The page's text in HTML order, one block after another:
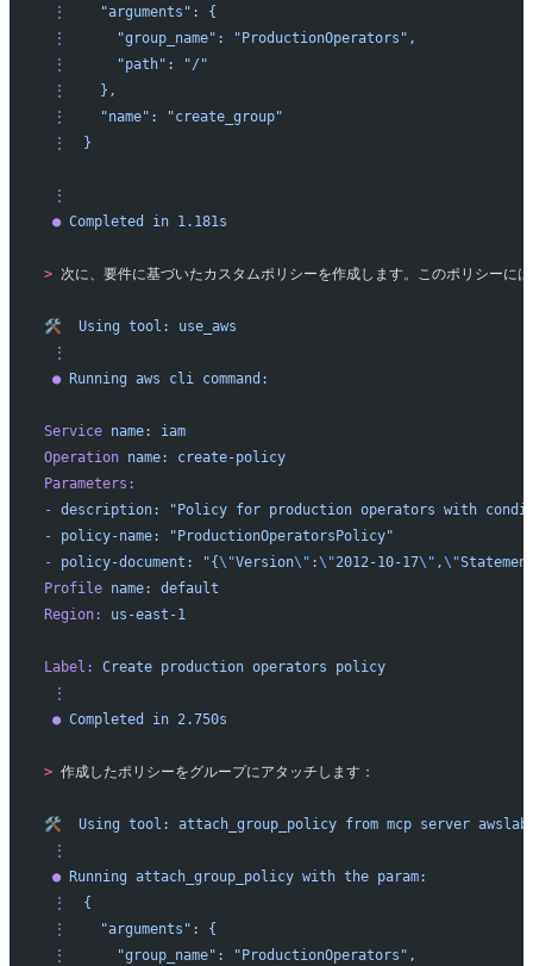
⋮
    "arguments":
{
⋮
      "group_name":
"ProductionOperators",
⋮
      "path":
"/"
⋮
    },
⋮
    "name":
"create_group"
⋮
  }
⋮
● Completed in 1.181s
> 次に、要件に基づいたカスタムポリシーを作成します。このポリシーに
🛠️
  Using
tool:
use_aws
⋮
● Running aws cli command:
Service name:
iam
Operation name:
create-policy
Parameters:
- description:
"Policy for production operators with
- policy-name:
"ProductionOperatorsPolicy"
- policy-document: "{\"Version\" :\"2012-10-17\" ,\"
Profile name:
default
Region:
us-east-1
Label: Create production operators policy
⋮
● Completed in 2.750s
> 作成したポリシーをグループにアタッチします：
🛠️
  Using
tool: attach_group_policy from mcp server
⋮
● Running attach_group_policy with the param:
⋮
  {
⋮
    "arguments":
{
⋮
      "group_name":
"ProductionOperators",